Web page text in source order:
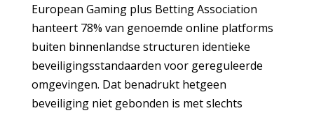
European Gaming plus Betting Association
hanteert 78% van genoemde online platforms
buiten binnenlandse structuren identieke
beveiligingsstandaarden voor gereguleerde
omgevingen. Dat benadrukt hetgeen
beveiliging niet gebonden is met slechts